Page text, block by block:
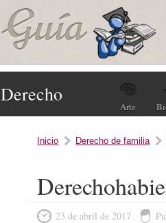
Derecho
Arte
Inicio Derecho de familia
23 de abril de 2017